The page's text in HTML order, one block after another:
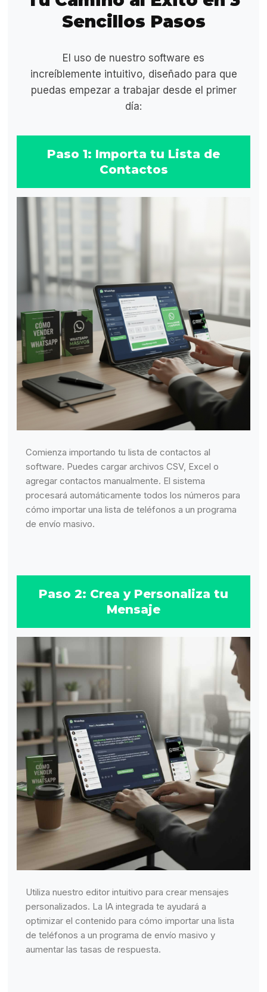
Sencillos Pasos
El uso de nuestro software es
increíblemente intuitivo, diseñado para que
puedas empezar a trabajar desde el primer
día:
Paso 1: Importa tu Lista de
Contactos
Comienza importando tu lista de contactos al
software. Puedes cargar archivos CSV, Excel o
agregar contactos manualmente. El sistema
procesará automáticamente todos los números para
cómo importar una lista de teléfonos a un programa
de envío masivo.
Paso 2: Crea y Personaliza tu
Mensaje
Utiliza nuestro editor intuitivo para crear mensajes
personalizados. La IA integrada te ayudará a
optimizar el contenido para cómo importar una lista
de teléfonos a un programa de envío masivo y
aumentar las tasas de respuesta.